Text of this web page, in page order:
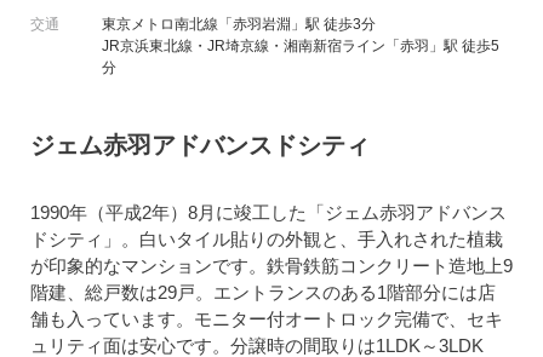
交通
東京メトロ南北線「赤羽岩淵」駅 徒歩3分
JR京浜東北線・JR埼京線・湘南新宿ライン「赤羽」駅 徒歩5
分
ジェム赤羽アドバンスドシティ
1990年（平成2年）8月に竣工した「ジェム赤羽アドバンス
ドシティ」。白いタイル貼りの外観と、手入れされた植栽
が印象的なマンションです。鉄骨鉄筋コンクリート造地上9
階建、総戸数は29戸。エントランスのある1階部分には店
舗も入っています。モニター付オートロック完備で、セキ
ュリティ面は安心です。分譲時の間取りは1LDK～3LDK